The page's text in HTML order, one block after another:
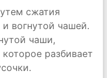
сжатия
вогнутой чашей.
чаши,
разбивает